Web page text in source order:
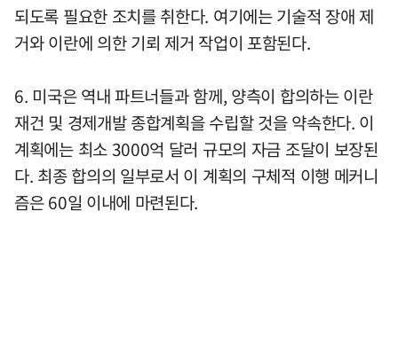
되도록 필요한 조치를 취한다. 여기에는 기술적 장애 제
거와 이란에 의한 기뢰 제거 작업이 포함된다.
6. 미국은 역내 파트너들과 함께, 양측이 합의하는 이란
재건 및 경제개발 종합계획을 수립할 것을 약속한다. 이
계획에는 최소 3000억 달러 규모의 자금 조달이 보장된
다. 최종 합의의 일부로서 이 계획의 구체적 이행 메커니
즘은 60일 이내에 마련된다.